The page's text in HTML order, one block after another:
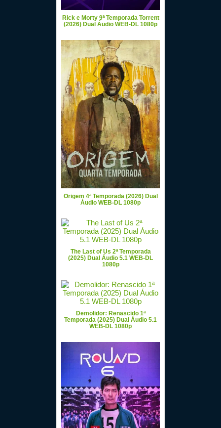
Rick e Morty 9ª Temporada Torrent
(2026) Dual Áudio WEB-DL 1080p
Origem 4ª Temporada (2026) Dual
Áudio WEB-DL 1080p
The Last of Us 2ª Temporada
(2025) Dual Áudio 5.1 WEB-DL
1080p
Demolidor: Renascido 1ª
Temporada (2025) Dual Áudio 5.1
WEB-DL 1080p